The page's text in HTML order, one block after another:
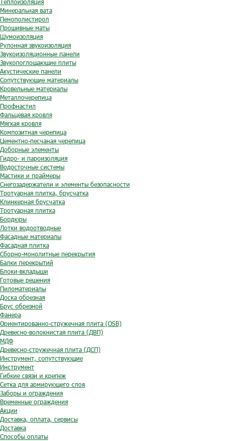
Теплоизоляция
Минеральная вата
Пенополистирол
Прошивные маты
Шумоизоляция
Рулонная звукоизоляция
Звукоизоляционные панели
Звукопоглощающие плиты
Акустические панели
Сопутствующие материалы
Кровельные материалы
Металлочерепица
Профнастил
Фальцевая кровля
Мягкая кровля
Композитная черепица
Цементно-песчаная черепица
Доборные элементы
Гидро- и пароизоляция
Водосточные системы
Мастики и праймеры
Снегозадержатели и элементы безопасности
Тротуарная плитка, брусчатка
Клинкерная брусчатка
Тротуарная плитка
Бордюры
Лотки водоотводные
Фасадные материалы
Фасадная плитка
Сборно-монолитные перекрытия
Балки перекрытий
Блоки-вкладыши
Готовые решения
Пиломатериалы
Доска обрезная
Брус обрезной
Фанера
Ориентированно-стружечная плита (OSB)
Древесно-волокнистая плита (ДВП)
МДФ
Древесно-стружечная плита (ДСП)
Инструмент, сопутствующие
Инструмент
Гибкие связи и крепеж
Сетка для армирующего слоя
Заборы и ограждения
Временные ограждения
Акции
Доставка, оплата, сервисы
Доставка
Способы оплаты